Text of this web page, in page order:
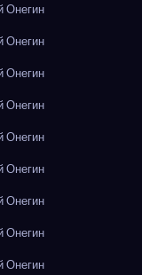
Онегин
Онегин
Онегин
Онегин
Онегин
Онегин
Онегин
Онегин
Онегин